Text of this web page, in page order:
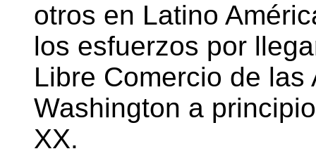
otros en Latino
los esfuerzos por
Libre Comercio de
Washington a
XX.